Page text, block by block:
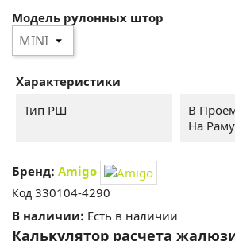
дымчато-
лиловый
светло-лимонный
светло-кремовый
Модель рулонных штор
Характеристики
Тип РШ
В
На
Бренд: Amigo
Код 330104-4290
В наличии: Есть в наличии
Калькулятор расчета